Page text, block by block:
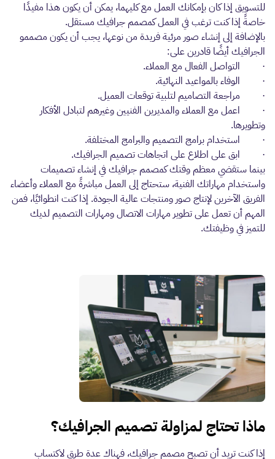
للتسويق إذا كان بإمكانك العمل مع كليهما، يمكن أن يكون هذا مفيدًا
خاصةً إذا كنت ترغب في العمل كمصمم جرافيك مستقل.
بالإضافة إلى إنشاء صور مرئية فريدة من نوعها، يجب أن يكون مصممو
الجرافيك أيضًا قادرين على:
· التواصل الفعال مع العملاء.
· الوفاء بالمواعيد النهائية.
· مراجعة التصاميم لتلبية توقعات العميل.
· اعمل مع العملاء والمديرين الفنيين وغيرهم لتبادل الأفكار
وتطويرها.
· استخدام برامج التصميم والبرامج المختلفة.
· ابق على اطلاع على اتجاهات تصميم الجرافيك.
بينما ستقضي معظم وقتك كمصمم جرافيك في إنشاء تصميمات
واستخدام مهاراتك الفنية، ستحتاج إلى العمل مباشرةً مع العملاء وأعضاء
الفريق الآخرين لإنتاج صور ومنتجات عالية الجودة. إذا كنت انطوائيًا، فمن
المهم أن تعمل على تطوير مهارات الاتصال ومهارات التصميم لديك
للتميز في وظيفتك.
ماذا تحتاج لمزاولة تصميم الجرافيك؟
إذا كنت تريد أن تصبح مصمم جرافيك، فهناك عدة طرق لاكتساب